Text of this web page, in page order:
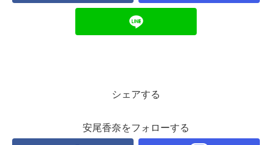
シェアする
安尾香奈をフォローする